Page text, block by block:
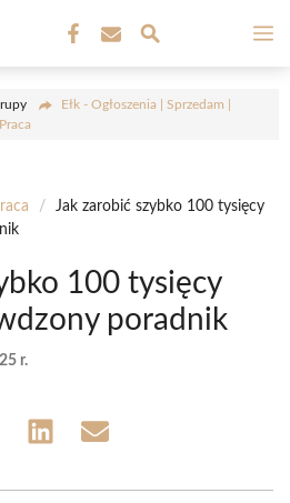
Ełk - Ogłoszenia | Sprzedam |
/
Jak zarobić szybko 100 tysięcy
100 tysięcy
poradnik
r.
Share Share